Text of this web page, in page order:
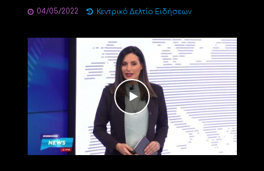
04/05/2022 Κεντρικό Δελτίο Ειδήσεων